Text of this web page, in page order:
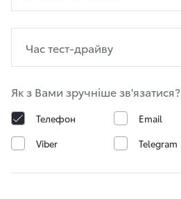
Як з Вами зручніше зв'язатися?
Телефон
Email
Viber
Telegram